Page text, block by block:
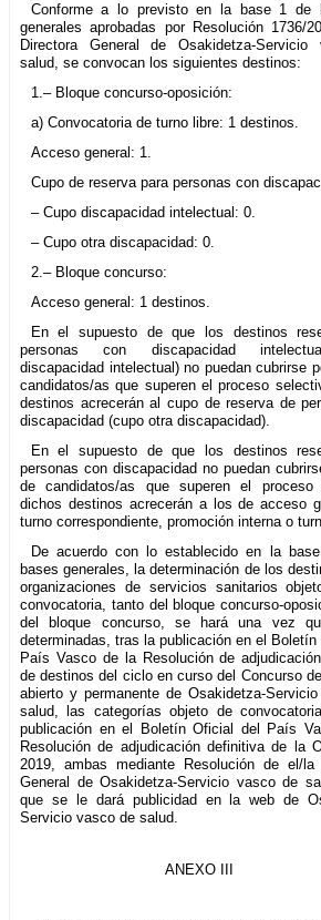
Conforme a lo previsto en la base 1 de
generales aprobadas por Resolución 1736/
Directora General de Osakidetza-Servicio
salud, se convocan los siguientes destinos:
1.– Bloque concurso-oposición:
a) Convocatoria de turno libre: 1 destinos.
Acceso general: 1.
Cupo de reserva para personas con
– Cupo discapacidad intelectual: 0.
– Cupo otra discapacidad: 0.
2.– Bloque concurso:
Acceso general: 1 destinos.
En el supuesto de que los destinos
personas con discapacidad
discapacidad intelectual) no puedan cubrirse
candidatos/as que superen el proceso
destinos acrecerán al cupo de reserva de
discapacidad (cupo otra discapacidad).
En el supuesto de que los destinos
personas con discapacidad no puedan
de candidatos/as que superen el proceso
dichos destinos acrecerán a los de acceso
turno correspondiente, promoción interna o
De acuerdo con lo establecido en la
bases generales, la determinación de los
organizaciones de servicios sanitarios
convocatoria, tanto del bloque concurso-
del bloque concurso, se hará una vez
determinadas, tras la publicación en el Boletín
País Vasco de la Resolución de
de destinos del ciclo en curso del Concurso
abierto y permanente de Osakidetza-
salud, las categorías objeto de
publicación en el Boletín Oficial del País
Resolución de adjudicación definitiva de la
2019, ambas mediante Resolución de el/la
General de Osakidetza-Servicio vasco de
que se le dará publicidad en la web de
Servicio vasco de salud.
ANEXO III